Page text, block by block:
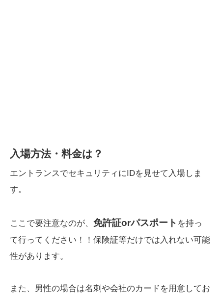
入場方法・料金は？
エントランスでセキュリティにIDを見せて入場しま
す。
ここで要注意なのが、 免許証orパスポート を持っ
て行ってください！！保険証等だけでは入れない可能
性があります。
また、男性の場合は名刺や会社のカードを用意してお